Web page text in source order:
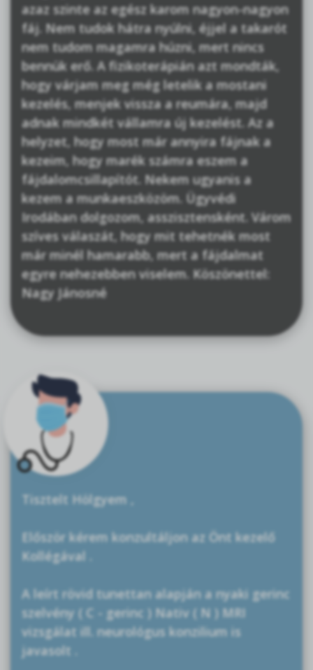
azaz szinte az egész karom nagyon-nagyon
fáj. Nem tudok hátra nyúlni, éjjel a takarót
nem tudom magamra húzni, mert nincs
bennük erő. A fizikoterápián azt mondták,
hogy várjam meg még letelik a mostani
kezelés, menjek vissza a reumára, majd
adnak mindkét vállamra új kezelést. Az a
helyzet, hogy most már annyira fájnak a
kezeim, hogy marék számra eszem a
fájdalomcsillapítót. Nekem ugyanis a
kezem a munkaeszközöm. Ügyvédi
Irodában dolgozom, asszisztensként. Várom
szíves válaszát, hogy mit tehetnék most
már minél hamarabb, mert a fájdalmat
egyre nehezebben viselem. Köszönettel:
Nagy Jánosné
Tisztelt Hölgyem ,
Először kérem konzultáljon az Önt kezelő
Kollégával .
A leírt rövid tunettan alapján a nyaki gerinc
szelvény ( C - gerinc ) Nativ ( N ) MRI
vizsgálat ill. neurológus konzilium is
javasolt .